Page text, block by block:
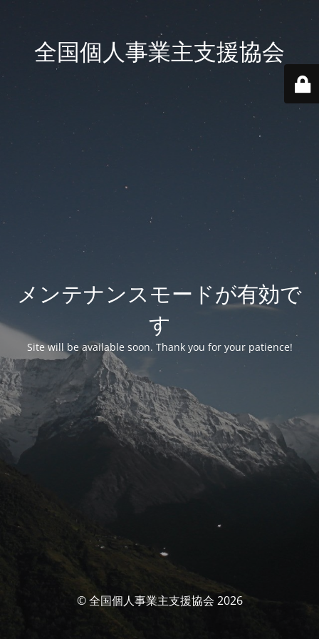
全国個人事業主支援協会
メンテナンスモードが有効で
す
Site will be available soon. Thank you for your patience!
© 全国個人事業主支援協会 2026